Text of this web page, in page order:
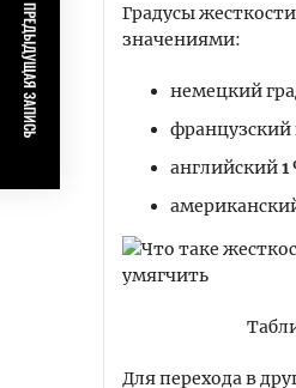
Градусы
значениями:
немецкий
французский
английский1
Для перехода в
ПРЕДЫДУЩАЯ ЗАПИСЬ